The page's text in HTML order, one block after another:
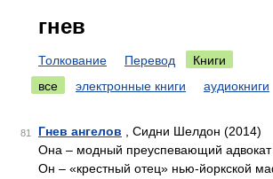
гнев
Толкование Перевод
Книги
все
электронные книги аудиокниги
81 Гнев ангелов , Сидни Шелдон (2014)
Она – модный преуспевающий адвокат
Он – «крестный отец» нью-йоркской